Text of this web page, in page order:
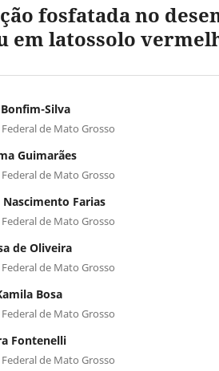
fosfatada no
em latossolo
Silva
de Mato Grosso
Guimarães
de Mato Grosso
Farias
de Mato Grosso
de Oliveira
de Mato Grosso
Bosa
de Mato Grosso
Fontenelli
de Mato Grosso